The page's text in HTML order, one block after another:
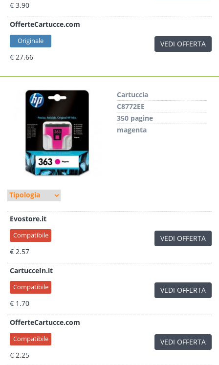
€ 3.90
OfferteCartucce.com
Originale
€ 27.66
VEDI OFFERTA
Cartuccia
C8772EE
350 pagine
magenta
Evostore.it
Compatibile
€ 2.57
VEDI OFFERTA
CartucceIn.it
Compatibile
€ 1.70
VEDI OFFERTA
OfferteCartucce.com
Compatibile
€ 2.25
VEDI OFFERTA